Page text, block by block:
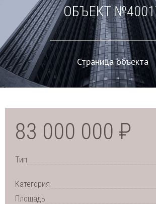
ОБЪЕКТ
Страница объекта
83 000 000 ₽
Тип
Категория
Площадь